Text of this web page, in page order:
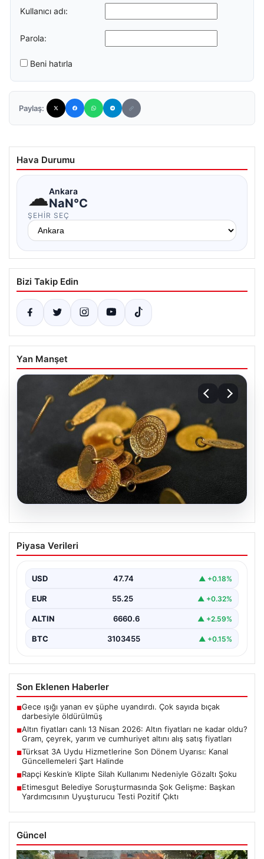
Kullanıcı adı:
Parola:
Beni hatırla
Paylaş:
Hava Durumu
☁Ankara
NaN°C
ŞEHIR SEÇ
Bizi Takip Edin
Yan Manşet
08.08.2026
Altın fiyatları canlı 13 Nisan 2026: Altın
fiyatları ne kadar oldu? Gram, çeyrek,
fiyatları
{"title": "Altın Fiyatları 13 Nisan 2026 Güncel Durum ve
Analizler", "content": "Son dönemde altın…
Piyasa Verileri
USD 47.74 ▲ +0.18%
EUR 55.25 ▲ +0.32%
ALTIN 6660.6 ▲ +2.59%
BTC 3103455 ▲ +0.15%
Son Eklenen Haberler
■Gece ışığı yanan ev şüphe uyandırdı. Çok sayıda bıçak
darbesiyle öldürülmüş
■Altın fiyatları canlı 13 Nisan 2026: Altın fiyatları ne kadar oldu?
Gram, çeyrek, yarım ve cumhuriyet altını alış satış fiyatları
■Türksat 3A Uydu Hizmetlerine Son Dönem Uyarısı: Kanal
Güncellemeleri Şart Halinde
■Rapçi Keskin’e Klipte Silah Kullanımı Nedeniyle Gözaltı Şoku
■Etimesgut Belediye Soruşturmasında Şok Gelişme: Başkan
Yardımcısının Uyuşturucu Testi Pozitif Çıktı
Güncel